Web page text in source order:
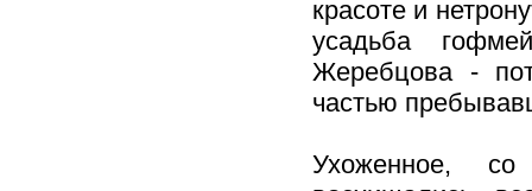
красоте и
усадьба
Жеребцова -
частью
Ухоженное, со